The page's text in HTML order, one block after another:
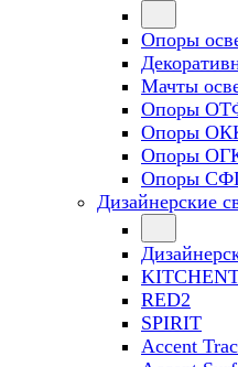
Опоры
Мачты
Опоры
Опоры
Опоры
Опоры
Дизайнерские
RED2
SPIRIT
Accent